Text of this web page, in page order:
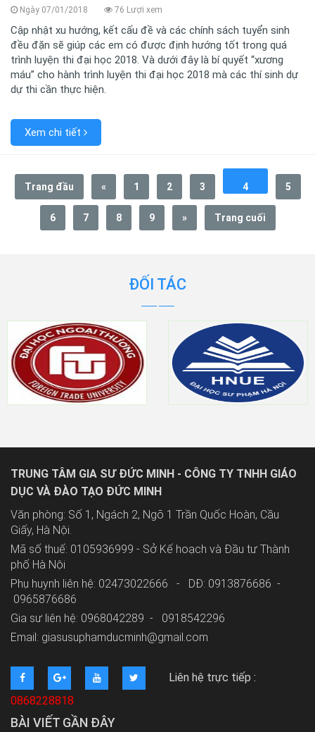
Ngày 07/01/2018 76 Lượi xem
Cập nhật xu hướng, kết cấu đề và các chính sách tuyển sinh
đều đặn sẽ giúp các em có được định hướng tốt trong quá
trình luyện thi đại học 2018. Và dưới đây là bí quyết “xương
máu” cho hành trình luyện thi đại học 2018 mà các thí sinh dự
dự thi cần thực hiện.
Xem chi tiết
Trang đầu « 1 2 3 4 5
6 7 8 9 » Trang cuối
ĐỐI TÁC
TRUNG TÂM GIA SƯ ĐỨC MINH - CÔNG TY TNHH GIÁO
DỤC VÀ ĐÀO TẠO ĐỨC MINH
Văn phòng: Số 1, Ngách 2, Ngõ 1 Trần Quốc Hoàn, Cầu
Giấy, Hà Nội.
Mã số thuế: 0105936999 - Sở Kế hoạch và Đầu tư Thành
phố Hà Nội
Phụ huynh liên hệ: 02473022666 - DĐ: 0913876686 -
0965876686
Gia sư liên hệ: 0968042289 - 0918542296
Email: giasusuphamducminh@gmail.com
Liên hệ trực tiếp :
0868228818
BÀI VIẾT GẦN ĐÂY